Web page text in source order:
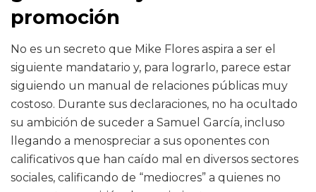
promoción
No es un secreto que Mike Flores aspira a ser el
siguiente mandatario y, para lograrlo, parece estar
siguiendo un manual de relaciones públicas muy
costoso. Durante sus declaraciones, no ha ocultado
su ambición de suceder a Samuel García, incluso
llegando a menospreciar a sus oponentes con
calificativos que han caído mal en diversos sectores
sociales, calificando de “mediocres” a quienes no